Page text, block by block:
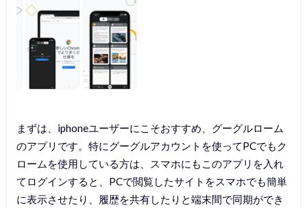
まずは、iphoneユーザーにこそおすすめ、グーグルローム
のアプリです。特にグーグルアカウントを使ってPCでもク
ロームを使用している方は、スマホにもこのアプリを入れ
てログインすると、PCで閲覧したサイトをスマホでも簡単
に表示させたり、履歴を共有したりと端末間で同期ができ